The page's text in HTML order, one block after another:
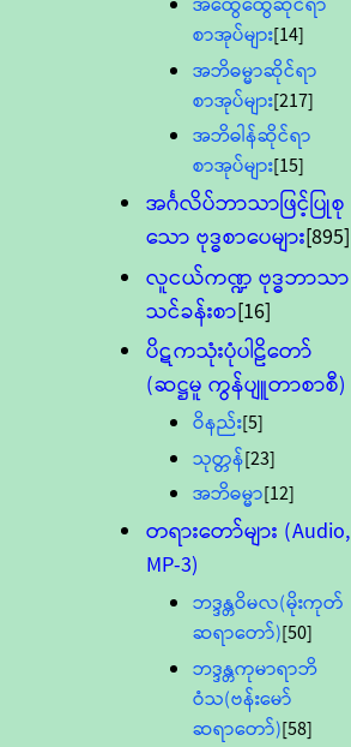
စာအုပ်များ[14]
အဘိဓမ္မာဆိုင်ရာ
စာအုပ်များ[217]
အဘိဓါန်ဆိုင်ရာ
စာအုပ်များ[15]
အင်္ဂလိပ်ဘာသာဖြင့်ပြုစု
သော ဗုဒ္ဓစာပေများ[895]
လူငယ်ကဏ္ဍ ဗုဒ္ဓဘာသာ
သင်ခန်းစာ[16]
ပိဋကသုံးပုံပါဠိတော်
(ဆဋ္ဌမူ ကွန်ပျူတာစာစီ)
ဝိနည်း[5]
သုတ္တန်[23]
အဘိဓမ္မာ[12]
တရားတော်များ (Audio,
MP-3)
ဘဒ္ဒန္တဝိမလ(မိုးကုတ်
ဆရာတော်)[50]
ဘဒ္ဒန္တကုမာရာဘိ
ဝံသ(ဗန်းမော်
ဆရာတော်)[58]